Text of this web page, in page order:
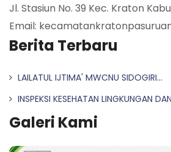
Jl. Stasiun No. 39 Kec. Kraton
Email:
Berita Terbaru
LAILATUL IJTIMA' MWCNU SIDOGIRI...
INSPEKSI KESEHATAN LINGKUNGAN
Galeri Kami